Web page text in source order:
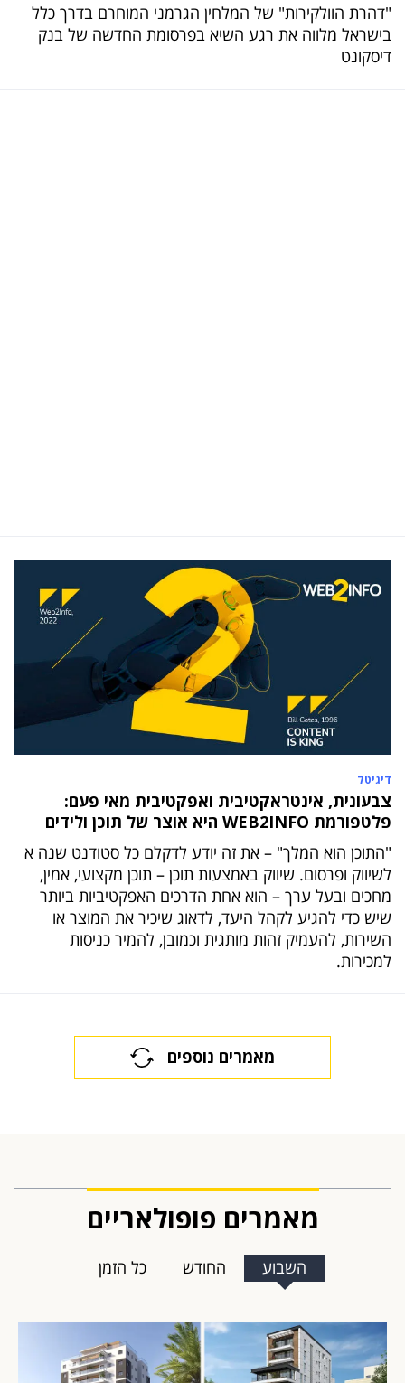
"דהרת הוולקירות" של המלחין הגרמני המוחרם בדרך כלל
בישראל מלווה את רגע השיא בפרסומת החדשה של בנק
דיסקונט
דיגיטל
צבעונית, אינטראקטיבית ואפקטיבית מאי פעם:
פלטפורמת WEB2INFO היא אוצר של תוכן ולידים
"התוכן הוא המלך" – את זה יודע לדקלם כל סטודנט שנה א
לשיווק ופרסום. שיווק באמצעות תוכן – תוכן מקצועי, אמין,
מחכים ובעל ערך – הוא אחת הדרכים האפקטיביות ביותר
שיש כדי להגיע לקהל היעד, לדאוג שיכיר את המוצר או
השירות, להעמיק זהות מותגית וכמובן, להמיר כניסות
למכירות.
מאמרים נוספים
מאמרים פופולאריים
השבוע החודש כל הזמן